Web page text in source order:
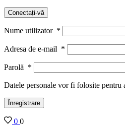
Conectați-vă
Nume utilizator *
Adresa de e-mail *
Parolă *
Datele personale vor fi folosite pentru
Înregistrare
0 0